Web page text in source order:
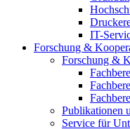
IT-
Forschung &
Forschung &
Publikationen
Service für